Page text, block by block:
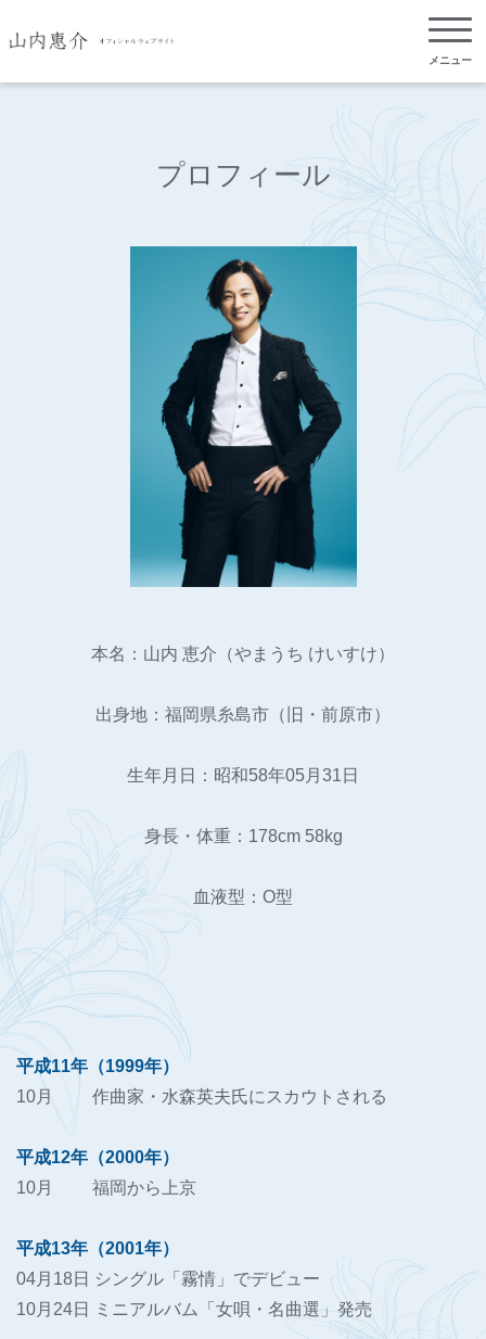
メニュー
プロフィール
本名：山内 恵介（やまうち けいすけ）
出身地：福岡県糸島市（旧・前原市）
生年月日：昭和58年05月31日
身長・体重：178cm 58kg
血液型：O型
平成11年（1999年）
10月 作曲家・水森英夫氏にスカウトされる
平成12年（2000年）
10月 福岡から上京
平成13年（2001年）
04月18日 シングル「霧情」でデビュー
10月24日 ミニアルバム「女唄・名曲選」発売